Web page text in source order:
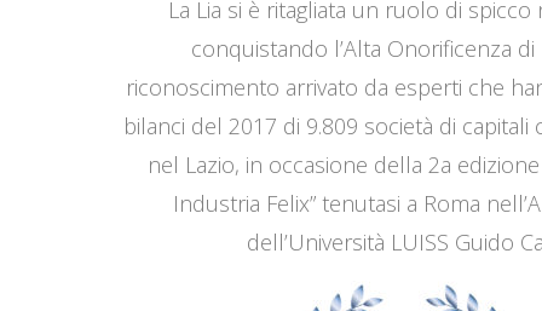
La Lia si è ritagliata un ruolo di
conquistando l’Alta Onorificenza di
riconoscimento arrivato da esperti che
bilanci del 2017 di 9.809 società di capitali
nel Lazio, in occasione della 2a
Industria Felix” tenutasi a Roma
dell’Università LUISS Guido